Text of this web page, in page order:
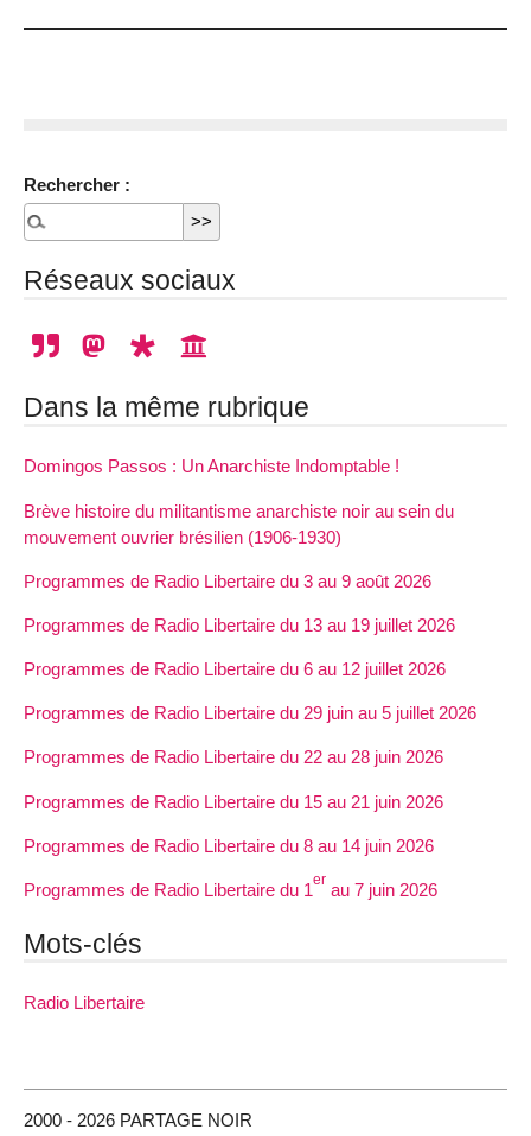
Rechercher :
Réseaux sociaux
Dans la même rubrique
Domingos Passos : Un Anarchiste Indomptable !
Brève histoire du militantisme anarchiste noir au sein du
mouvement ouvrier brésilien (1906-1930)
Programmes de Radio Libertaire du 3 au 9 août 2026
Programmes de Radio Libertaire du 13 au 19 juillet 2026
Programmes de Radio Libertaire du 6 au 12 juillet 2026
Programmes de Radio Libertaire du 29 juin au 5 juillet 2026
Programmes de Radio Libertaire du 22 au 28 juin 2026
Programmes de Radio Libertaire du 15 au 21 juin 2026
Programmes de Radio Libertaire du 8 au 14 juin 2026
Programmes de Radio Libertaire du 1er au 7 juin 2026
Mots-clés
Radio Libertaire
2000 - 2026 PARTAGE NOIR